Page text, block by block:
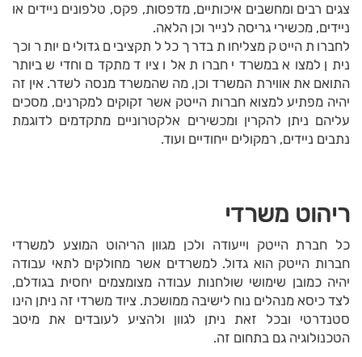
צגים רבים ומחשבים איכותיים, מדפסות, פקס, טלפונים ניידים או
ניידים, מכשירי גריסה לנייר וכן הלאה.
לחברות הייטק מצליחות בדרך כלל תקציבים גדולים יותר וכך
ניתן למצוא במשרדי חברות אלו ציוד מתקדם וחדיש ביותר
התואם את אווירת המשרד וכן, מה שהמשרד מנסה לשדר. אין זה
יהיה מפתיע למצוא חברות הייטק אשר זקוקים למקרנים, מסכים
עליהם ניתן להקרין ומכשירים אלקטרוניים מתקדמים לדוגמת
נתבים ניידים, רמקולים ייחודיים ועוד.
ריהוט משרדי
כל חברת הייטק וייעודה ולכן מגוון הריהוט המוצע למשרדי
חברות הייטק הוא גדול. למשרדים אשר מחולקים לתאי עבודה
יהיה כמובן שימושי שולחנות עבודה מצומצמים יחסית בגודלם,
לצד כיסא מנהלים נוח לישיבה ממושכת. ציוד משרדי זה ניתן הינו
סטנדרטי ובכל זאת ניתן לגוון ולהציע לעובדים את מיטב
הטכנולוגיה גם בתחום זה.